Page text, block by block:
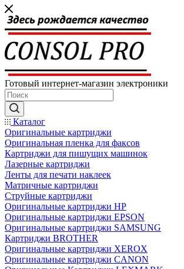
Готовый интернет-магазин электроники
Каталог
Оригинальные картриджи
Оригинальная пленка для факсов
Картриджи для пишущих машинок
Лазерные картриджи
Ленты для печати наклеек
Матричные картриджи
Струйные картриджи
Оригинальные картриджи HP
Оригинальные картриджи EPSON
Оригинальные картриджи SAMSUNG
Картриджи BROTHER
Оригинальные картриджи XEROX
Оригинальные картриджи CANON